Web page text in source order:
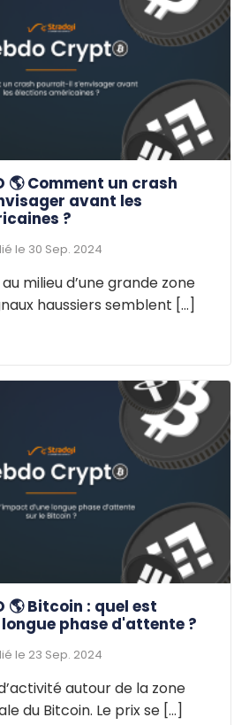
🌎 Comment un crash
avant les
?
le 30 Sep. 2024
milieu d’une grande zone
haussiers semblent [...]
🌎 Bitcoin : quel est
phase d'attente ?
le 23 Sep. 2024
autour de la zone
du Bitcoin. Le prix se [...]